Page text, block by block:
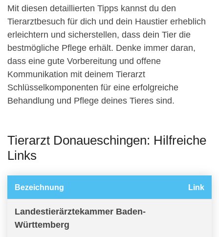
Mit diesen detaillierten Tipps kannst du den
Tierarztbesuch für dich und dein Haustier erheblich
erleichtern und sicherstellen, dass dein Tier die
bestmögliche Pflege erhält. Denke immer daran,
dass eine gute Vorbereitung und offene
Kommunikation mit deinem Tierarzt
Schlüsselkomponenten für eine erfolgreiche
Behandlung und Pflege deines Tieres sind.
Tierarzt Donaueschingen: Hilfreiche
Links
Bezeichnung Link
Landestierärztekammer Baden-
Württemberg